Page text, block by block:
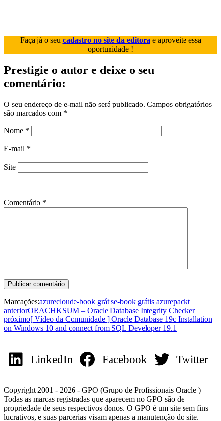
Faça já o seu cadastro no site da editora e aproveite essa
oportunidade !
Prestigie o autor e deixe o seu
comentário:
O seu endereço de e-mail não será publicado. Campos obrigatórios
são marcados com *
Nome *
E-mail *
Site
Comentário *
Marcações:azurecloude-book grátise-book grátis azurepackt
anteriorORACHKSUM – Oracle Database Integrity Checker
próximo[ Vídeo da Comunidade ] Oracle Database 19c Installation
on Windows 10 and connect from SQL Developer 19.1
LinkedIn Facebook Twitter
Copyright 2001 - 2026 - GPO (Grupo de Profissionais Oracle )
Todas as marcas registradas que aparecem no GPO são de
propriedade de seus respectivos donos. O GPO é um site sem fins
lucrativos, e suas parcerias visam apenas a manutenção do site.